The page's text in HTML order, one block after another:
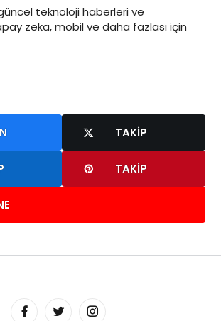
teknoloji haberleri ve
zeka, mobil ve daha fazlası için
TAKIP
TAKIP